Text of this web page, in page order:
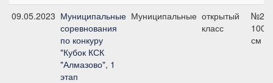
09.05.2023 Муниципальные
соревнования
по конкуру
"Кубок КСК
"Алмазово", 1
этап
Муниципальные открытый
класс
№2,
100
см